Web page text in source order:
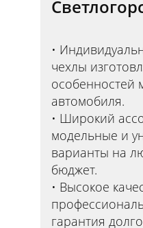
чехлы
особенностей
автомобиля.
Широкий
модельные и
варианты на
бюджет.
Высокое
гарантия